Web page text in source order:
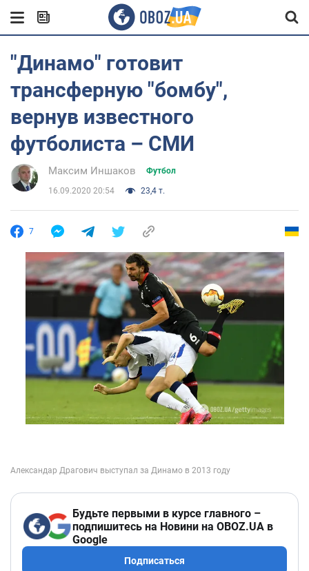
"Динамо" готовит
трансферную "бомбу",
вернув известного
футболиста – СМИ
Максим Иншаков Футбол
16.09.2020 20:54 23,4 т.
7
Будьте первыми в курсе главного –
подпишитесь на Новини на OBOZ.UA в
Google
Подписаться